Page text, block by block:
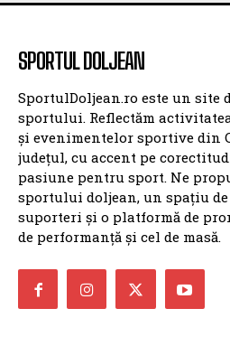
SPORTUL DOLJEAN
SportulDoljean.ro este un site
sportului. Reflectăm
și evenimentelor sportive din
județul, cu accent pe
pasiune pentru sport. Ne
sportului doljean, un spațiu
suporteri și o platformă de
de performanță și cel de masă.